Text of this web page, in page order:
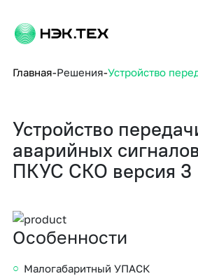
Главная Решения Устройство
Устройство
аварийных
ПКУС СКО версия 3
Особенности
Малогабаритный УПАСК